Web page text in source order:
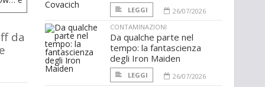
da
LEGGI
26/07/2026
CONTAMINAZIONI
Da qualche parte nel
tempo: la fantascienza
degli Iron Maiden
LEGGI
26/07/2026